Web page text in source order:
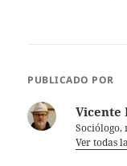
PUBLICADO POR
Vicente
Sociólogo,
Ver todas